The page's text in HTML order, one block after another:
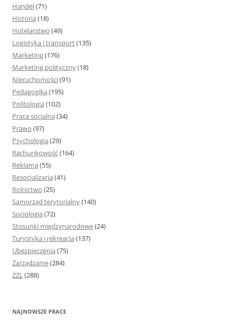
Handel(71)
Historia (18)
Hotelarstwo (49)
Logistyka i transport(135)
Marketing(176)
Marketing polityczny(18)
Nieruchomości(91)
Pedagogika (195)
Politologia (102)
Praca socjalna (34)
Prawo (97)
Psychologia (29)
Rachunkowość(164)
Reklama (55)
Resocjalizacja (41)
Rolnictwo (25)
Samorząd terytorialny(140)
Socjologia (72)
Stosunki międzynarodowe(24)
Turystyka i rekreacja (137)
Ubezpieczenia (75)
Zarządzanie(284)
ZZL(288)
NAJNOWSZE PRACE